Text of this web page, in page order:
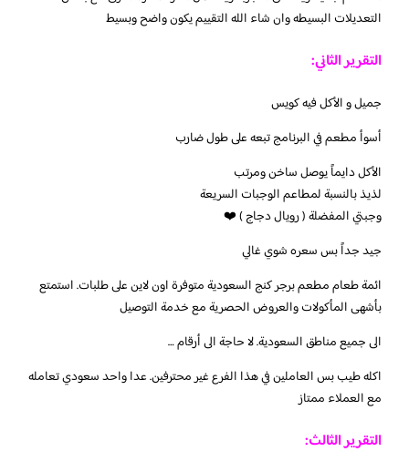
التعديلات البسيطه وان شاء الله التقييم يكون واضح وبسيط
التقرير الثاني:
جميل و الأكل فيه كويس
أسوأ مطعم في البرنامج تبعه على طول ضارب
الأكل دايماً يوصل ساخن ومرتب
لذيذ بالنسبة لمطاعم الوجبات السريعة
وجبتي المفضلة ( رويال دجاج ) ❤️
جيد جداً بس سعره شوي غالي
ائمة طعام مطعم برجر كنج السعودية متوفرة اون لاين على طلبات. استمتع
بأشهى المأكولات والعروض الحصرية مع خدمة التوصيل
الى جميع مناطق السعودية. لا حاجة الى أرقام …
اكله طيب بس العاملين في هذا الفرع غير محترفين. عدا واحد سعودي تعامله
مع العملاء ممتاز
التقرير الثالث: